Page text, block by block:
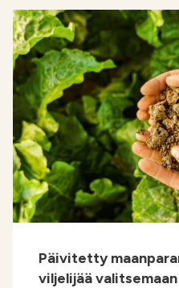
Päivitetty
viljelijää